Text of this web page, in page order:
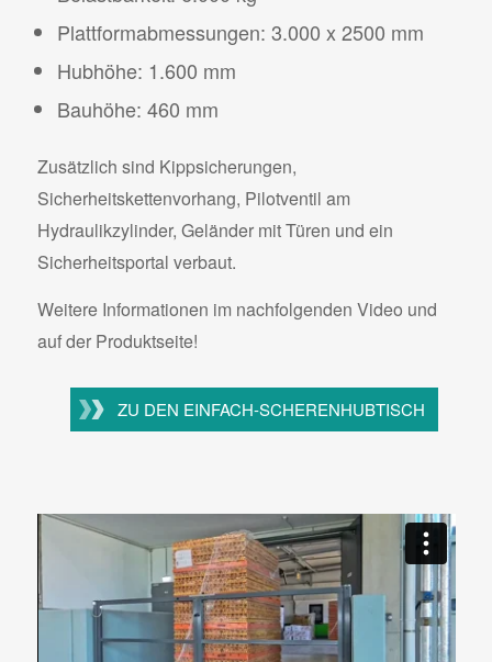
Plattformabmessungen: 3.000 x 2500 mm
Hubhöhe: 1.600 mm
Bauhöhe: 460 mm
Zusätzlich sind Kippsicherungen,
Sicherheitskettenvorhang, Pilotventil am
Hydraulikzylinder, Geländer mit Türen und ein
Sicherheitsportal verbaut.
Weitere Informationen im nachfolgenden Video und
auf der Produktseite!
ZU DEN EINFACH-SCHERENHUBTISCH